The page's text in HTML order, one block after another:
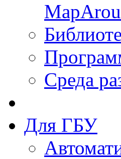
Среда
Для ГБУ